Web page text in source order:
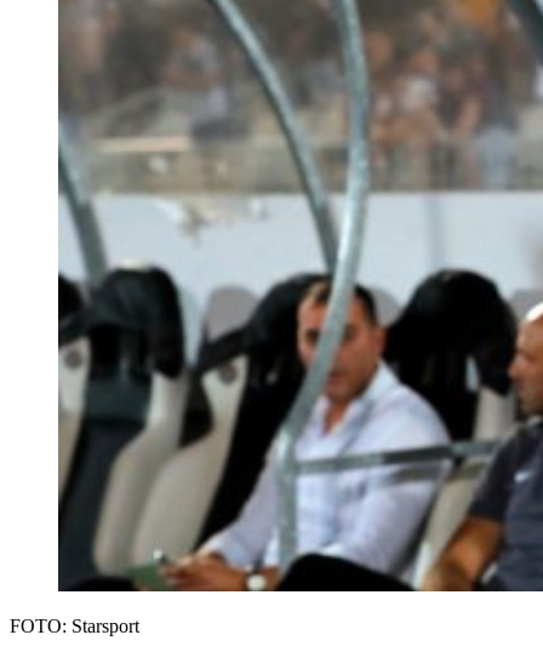
FOTO: Starsport